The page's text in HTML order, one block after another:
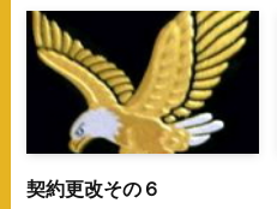
契約更改その６